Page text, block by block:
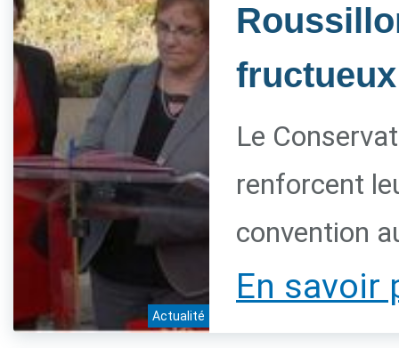
Actualité
fructueux
Le
renforcent
convention
En savoir